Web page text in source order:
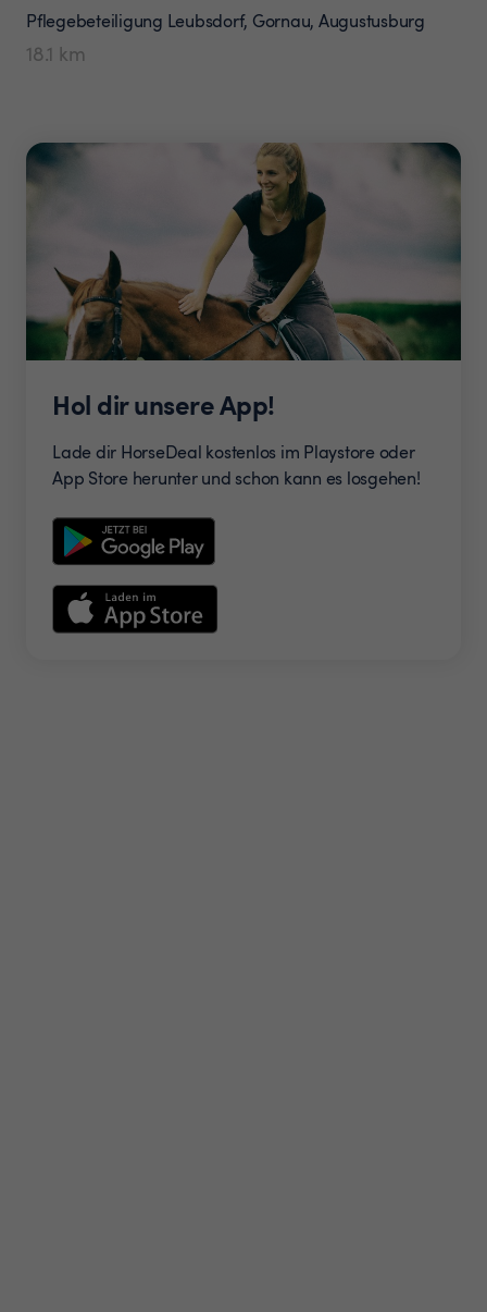
Pflegebeteiligung Leubsdorf, Gornau, Augustusburg
18.1 km
Hol dir unsere App!
Lade dir HorseDeal kostenlos im Playstore oder
App Store herunter und schon kann es losgehen!